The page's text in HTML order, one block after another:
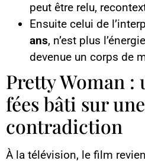
peut être relu,
Ensuite celui de
ans, n’est plus
devenue un corps de
Pretty Woman :
fées bâti sur une
contradiction
À la télévision, le film